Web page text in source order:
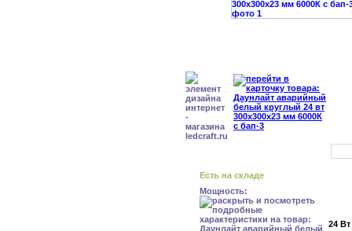
Есть на складе
Мощность:
24 Вт